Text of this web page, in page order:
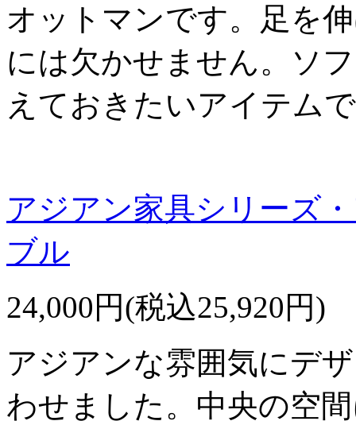
オットマンです。足を
には欠かせません。ソ
えておきたいアイテム
アジアン家具シリーズ
ブル
24,000円(税込25,920円)
アジアンな雰囲気にデ
わせました。中央の空